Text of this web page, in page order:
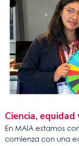
Ciencia,
En MAIA estamos
comienza con una